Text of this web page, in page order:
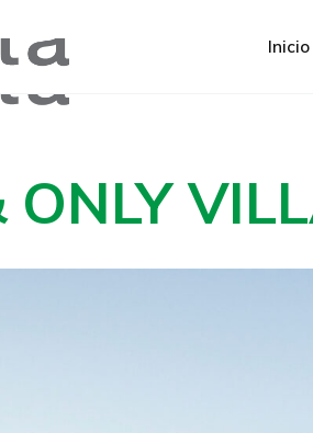
Inicio
ONLY